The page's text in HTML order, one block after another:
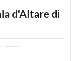
d'Altare di